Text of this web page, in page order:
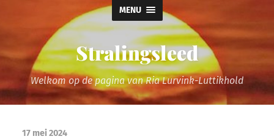
MENU
Stralingsleed
Welkom op de pagina van Ria Lurvink-Luttikhold
17 mei 2024